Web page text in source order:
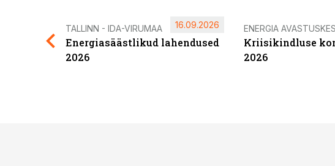
TALLINN - IDA-VIRUMAA
Energiasäästlikud lahendused
2026
16.09.2026 ENERGIA
Kriisikindluse
2026